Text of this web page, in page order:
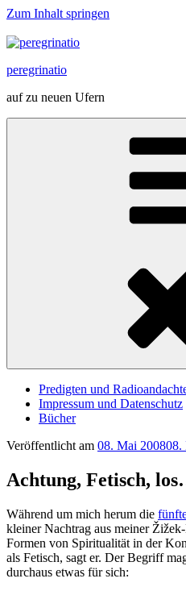
Zum Inhalt springen
peregrinatio
auf zu neuen Ufern
Predigten und
Impressum und Datenschutz
Bücher
Veröffentlicht am 08. Mai 200808.
Achtung, Fetisch,
Während um mich herum die
kleiner Nachtrag aus meiner
Formen von Spiritualität in der
als Fetisch, sagt er. Der Begriff
durchaus etwas für sich: